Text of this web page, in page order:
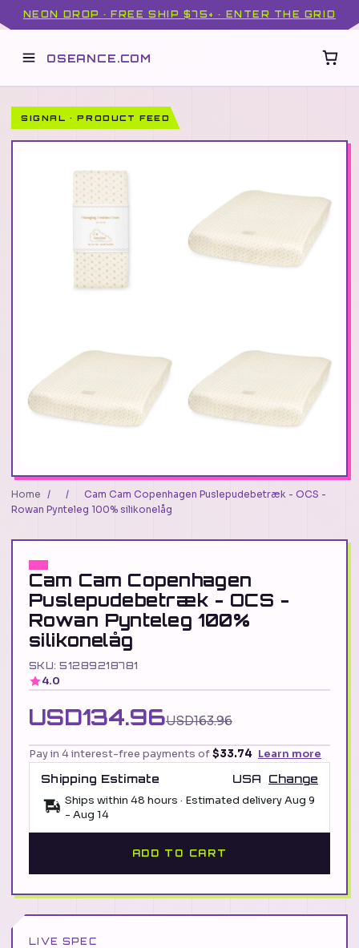
NEON DROP · FREE SHIP $75+ · ENTER THE GRID
OSEANCE.COM
SIGNAL · PRODUCT FEED
Home / /
Cam Cam Copenhagen Puslepudebetræk - OCS -
Rowan Pynteleg 100% silikonelåg
Cam Cam Copenhagen
Puslepudebetræk - OCS -
Rowan Pynteleg 100%
silikonelåg
SKU: 51289218781
4.0
USD134.96USD163.96
Pay in 4 interest-free payments of$33.74 Learn more
Shipping Estimate
USA
Change
Ships within 48 hours · Estimated deliveryAug 9
- Aug 14
ADD TO CART
LIVE SPEC